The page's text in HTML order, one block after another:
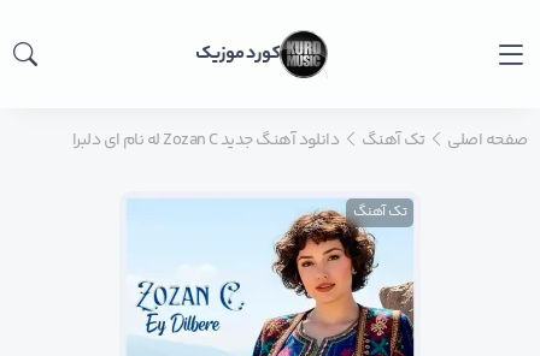
کورد موزیک
صفحه اصلی تک آهنگ دانلود آهنگ جدید Zozan C له نام ای دلبرا
تک آهنگ